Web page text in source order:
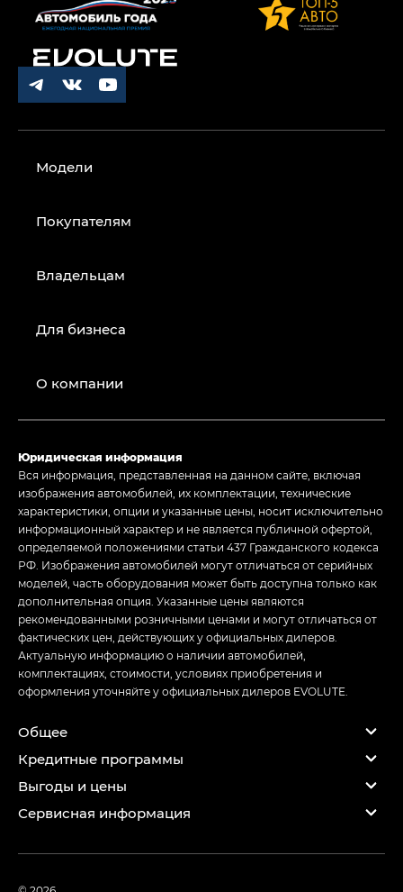
Модели
Покупателям
Владельцам
Для бизнеса
О компании
Юридическая информация
Вся информация, представленная на данном сайте, включая
изображения автомобилей, их комплектации, технические
характеристики, опции и указанные цены, носит исключительно
информационный характер и не является публичной офертой,
определяемой положениями статьи 437 Гражданского кодекса
РФ. Изображения автомобилей могут отличаться от серийных
моделей, часть оборудования может быть доступна только как
дополнительная опция. Указанные цены являются
рекомендованными розничными ценами и могут отличаться от
фактических цен, действующих у официальных дилеров.
Актуальную информацию о наличии автомобилей,
комплектациях, стоимости, условиях приобретения и
оформления уточняйте у официальных дилеров EVOLUTE.
Общее
Кредитные программы
Выгоды и цены
Сервисная информация